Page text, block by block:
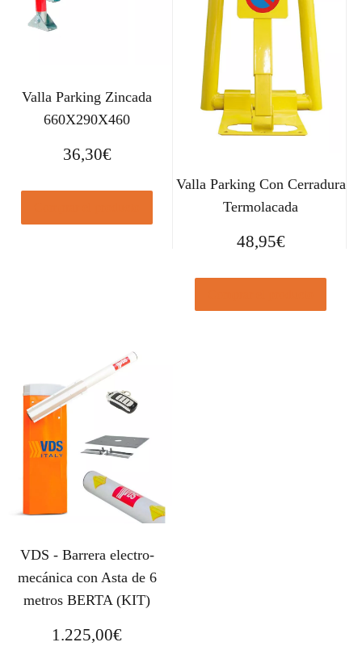
Valla Parking Zincada
660X290X460
36,30€
Valla Parking Con Cerradura
Termolacada
48,95€
VDS - Barrera electro-
mecánica con Asta de 6
metros BERTA (KIT)
1.225,00€